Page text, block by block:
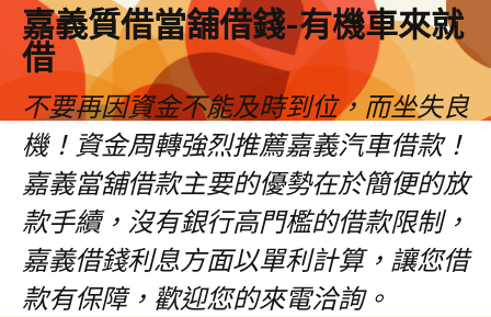
嘉義質借當舖借錢-有機車來就
借
不要再因資金不能及時到位，而坐失良
機！資金周轉強烈推薦嘉義汽車借款！
嘉義當舖借款主要的優勢在於簡便的放
款手續，沒有銀行高門檻的借款限制，
嘉義借錢利息方面以單利計算，讓您借
款有保障，歡迎您的來電洽詢。